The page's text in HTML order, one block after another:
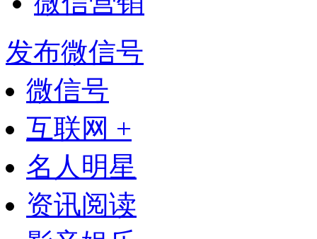
发布微信号
微信号
互联网 +
名人明星
资讯阅读